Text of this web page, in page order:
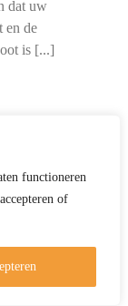
functioneren
accepteren of
dat uw
en de
is [...]
oplossingen
oplossingen